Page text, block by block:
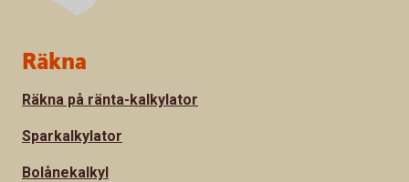
Sidfot
Räkna
Räkna på ränta-kalkylator
Sparkalkylator
Bolånekalkyl